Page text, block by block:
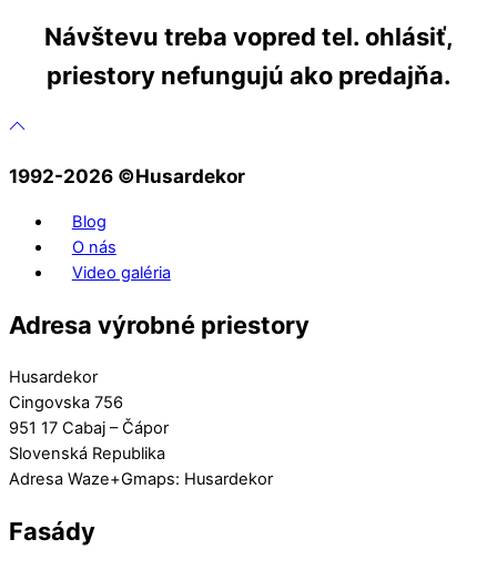
Návštevu treba vopred tel. ohlásiť,
priestory nefungujú ako predajňa.
1992-2026 ©️Husardekor
Blog
O nás
Video galéria
Adresa výrobné priestory
Husardekor
Cingovska 756
951 17 Cabaj – Čápor
Slovenská Republika
Adresa Waze+Gmaps: Husardekor
Fasády